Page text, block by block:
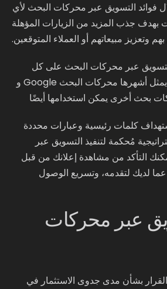
فوائد التسويق عبر محركات البحث لأي
بهدف جذب المزيد من الزيارات المؤهلة
وتعزيز مبيعاتهم أو العملاء المتوقعين.
التسويق عبر محركات البحث على كل
محركات البحث، والتي يمثل أشهرها محركات البحث Google و
كلمات رئيسية وعبارات محددة
مُحكمة لتنفيذ التسويق عبر
التأكد من مشاهدة إعلانك من قبل
لديك لتقدمه، وتسريع الوصول
عبر محركات
بشأن مدى جدوى الاستثمار في